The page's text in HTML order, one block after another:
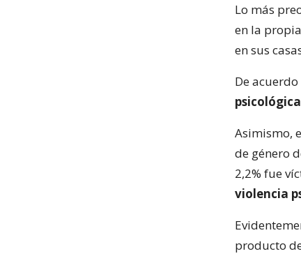
Lo más
en la
en sus
De
psicológica
Asimismo,
de género
2,2% fue
violencia
producto